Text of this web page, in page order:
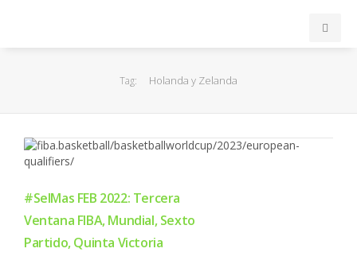
EuroLeague
FEB
FIBA
Tag: Holanda y Zelanda
#SelMas FEB 2022: Tercera
Ventana FIBA, Mundial, Sexto
Partido, Quinta Victoria